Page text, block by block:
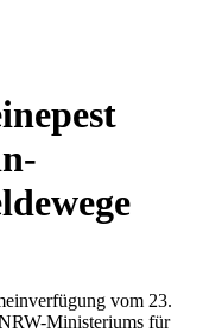
vom 23.
Ministeriums für